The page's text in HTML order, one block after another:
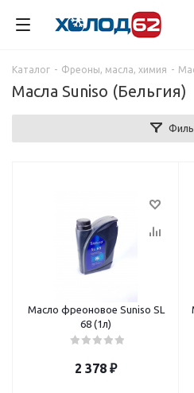
Каталог - Фреоны, масла, химия -
Масла Suniso (Бельгия)
Масло фреоновое Suniso SL
68 (1л)
2 378 ₽